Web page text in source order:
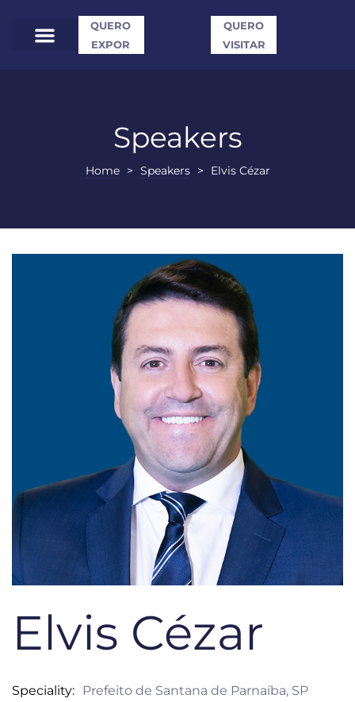
QUERO
EXPOR
QUERO
VISITAR
Speakers
Home > Speakers > Elvis Cézar
Elvis Cézar
Speciality Prefeito de Santana de Parnaíba, SP